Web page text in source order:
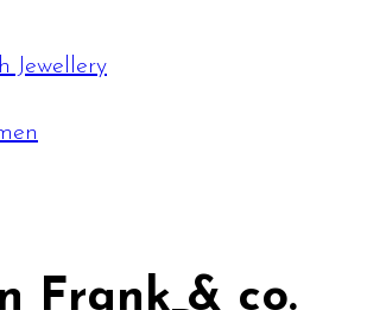
Jewellery
Frank & co.